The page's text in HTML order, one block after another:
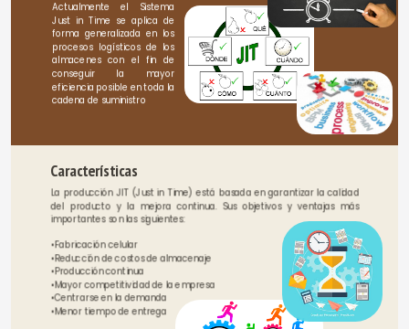
Actualmente el Sistema
Just in Time se aplica de
forma generalizada en los
procesos logísticos de los
almacenes con el fin de
conseguir la mayor
eficiencia posible en toda la
cadena de suministro
Características
La producción JIT (Just in Time) está basada en garantizar la calidad
del producto y la mejora continua. Sus objetivos y ventajas más
importantes son las siguientes:
•Fabricación celular
•Reducción de costos de almacenaje
•Producción continua
•Mayor competitividad de la empresa
•Centrarse en la demanda
•Menor tiempo de entrega